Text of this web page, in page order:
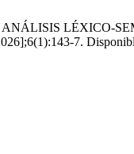
ANÁLISIS LÉXICO-
7.